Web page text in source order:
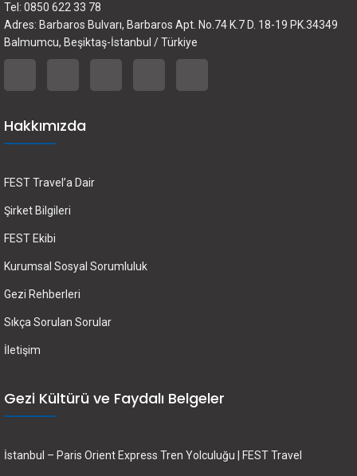
Tel: 0850 622 33 78
Adres: Barbaros Bulvarı, Barbaros Apt. No.74 K.7 D. 18-19 PK.34349
Balmumcu, Beşiktaş-İstanbul / Türkiye
Hakkımızda
FEST Travel’a Dair
Şirket Bilgileri
FEST Ekibi
Kurumsal Sosyal Sorumluluk
Gezi Rehberleri
Sıkça Sorulan Sorular
İletişim
Gezi Kültürü ve Faydalı Belgeler
İstanbul – Paris Orient Express Tren Yolculuğu | FEST Travel